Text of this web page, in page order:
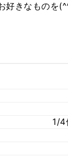
好きなものを
1/4